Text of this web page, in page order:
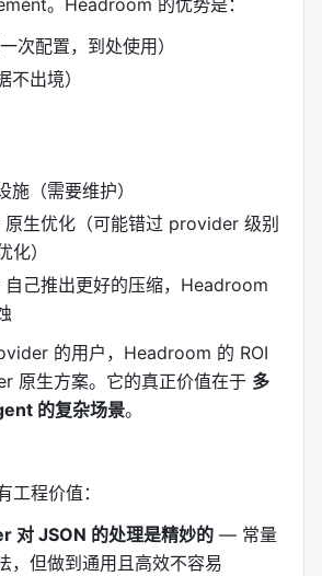
54,174
标准基准）
样本 基准准确率 Headroom 后
100 — 97%
100 —
实任务还略涨。这说明
。
。Headroom 的优势是：
次配置，到处使用）
不出境）
施（需要维护）
生优化（可能错过 provider 级别
）
己推出更好的压缩，Headroom
的用户，Headroom 的 ROI
原生方案。它的真正价值在于 多
的复杂场景。
程价值：
对 JSON 的处理是精妙的 — 常量
，但做到通用且高效不容易